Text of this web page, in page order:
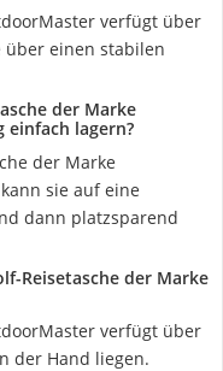
verfügt über
über einen stabilen
der Marke
lagern?
der Marke
sie auf eine
dann platzsparend
Reisetasche der Marke
verfügt über
der Hand liegen.